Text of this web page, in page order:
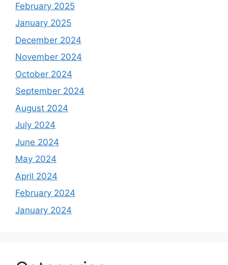
February 2025
January 2025
December 2024
November 2024
October 2024
September 2024
August 2024
July 2024
June 2024
May 2024
April 2024
February 2024
January 2024